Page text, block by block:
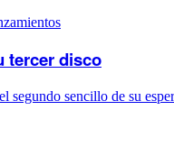
tercer disco
sencillo de su